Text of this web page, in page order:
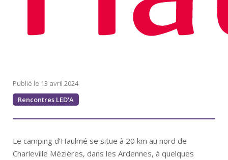
13 avril 2024
Rencontres LED'A
Le camping d’Haulmé se situe à 20 km au nord de
Charleville Mézières, dans les Ardennes, à quelques